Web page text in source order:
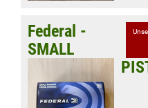
Federal -
SMALL